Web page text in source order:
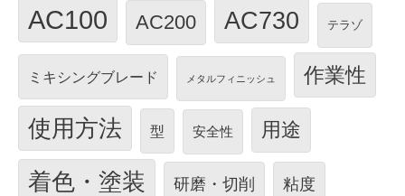
AC100 AC200 AC730 テラゾ
ミキシングブレード メタルフィニッシュ 作業性
使用方法 型 安全性 用途
着色・塗装 研磨・切削 粘度